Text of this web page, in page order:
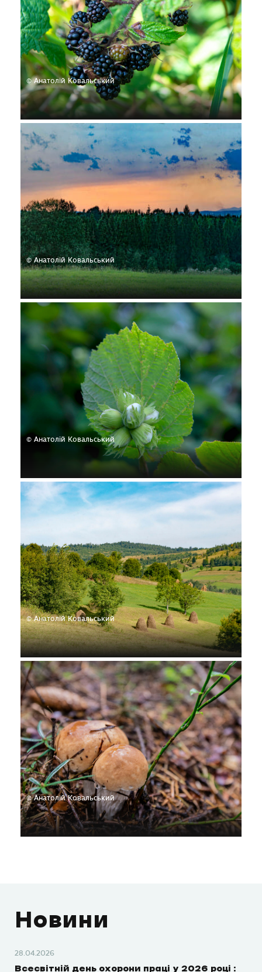
© Анатолій Ковальський
© Анатолій Ковальський
© Анатолій Ковальський
© Анатолій Ковальський
© Анатолій Ковальський
Новини
28.04.2026
Всесвітній день охорони праці у 2026 році :